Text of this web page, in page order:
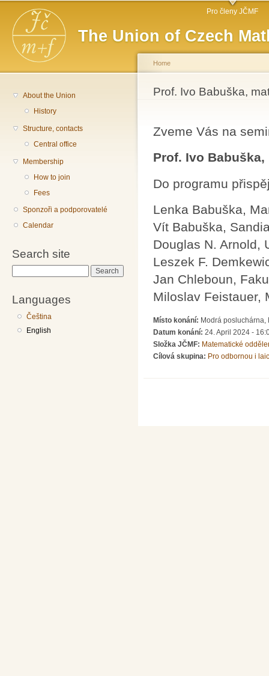
The Union of Czech
Main menu Pro členy JČMF
About the Union
History
Structure, contacts
Central office
Membership
How to join
Fees
Sponzoři a podporovatelé
Calendar
Search site
Languages
Čeština
English
You are here
Home
Prof. Ivo Babuška,
Zveme Vás na
Prof. Ivo
Do programu
Lenka Babuška,
Vít Babuška,
Douglas N. Arnold,
Leszek F.
Jan Chleboun,
Miloslav Feistauer,
Místo konání: Modrá posluchárna,
Datum konání: 24. April 2024 -
Složka JČMF: Matematické
Cílová skupina: Pro odbornou i